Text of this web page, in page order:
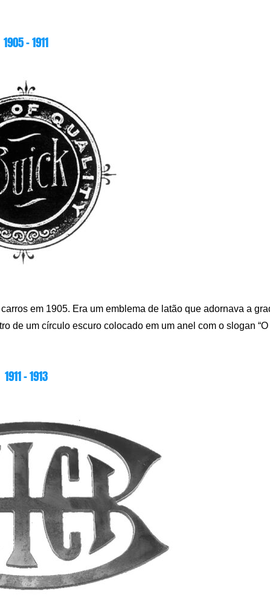
1905 – 1911
em 1905. Era um emblema de latão que adornava a
de um círculo escuro colocado em um anel com o slogan “O
1911 – 1913